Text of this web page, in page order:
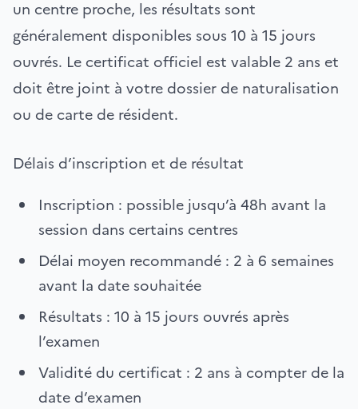
un centre proche, les résultats sont
généralement disponibles sous 10 à 15 jours
ouvrés. Le certificat officiel est valable 2 ans et
doit être joint à votre dossier de naturalisation
ou de carte de résident.
Délais d’inscription et de résultat
Inscription : possible jusqu’à 48h avant la
session dans certains centres
Délai moyen recommandé : 2 à 6 semaines
avant la date souhaitée
Résultats : 10 à 15 jours ouvrés après
l’examen
Validité du certificat : 2 ans à compter de la
date d’examen